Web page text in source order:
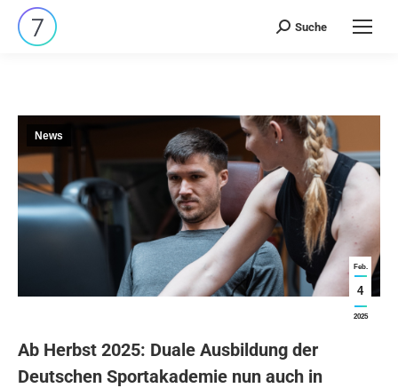
Search:
Suche
Feb.
4
2025
News
Ab Herbst 2025: Duale Ausbildung der
Deutschen Sportakademie nun auch in